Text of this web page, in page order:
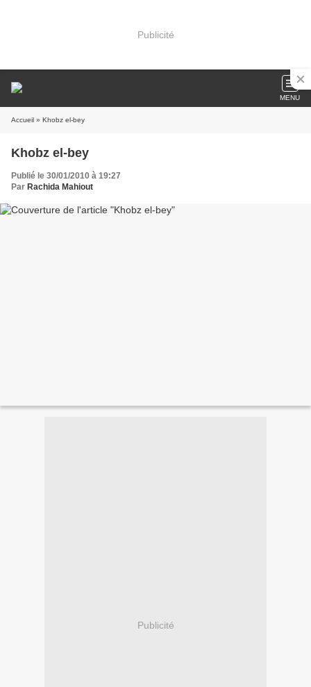
Publicité
MENU
Accueil » Khobz el-bey
Khobz el-bey
Publié le 30/01/2010 à 19:27
Par Rachida Mahiout
Publicité